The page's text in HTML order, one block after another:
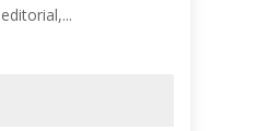
editorial,...